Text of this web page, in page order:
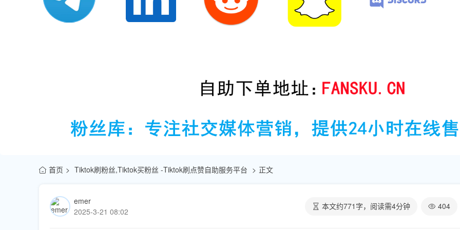
首页 Tiktok刷粉丝,Tiktok买粉丝 -Tiktok刷点赞自助服务平台 正文
emer
2025-3-21 08:02
本文约771 字，阅读需4分钟 404